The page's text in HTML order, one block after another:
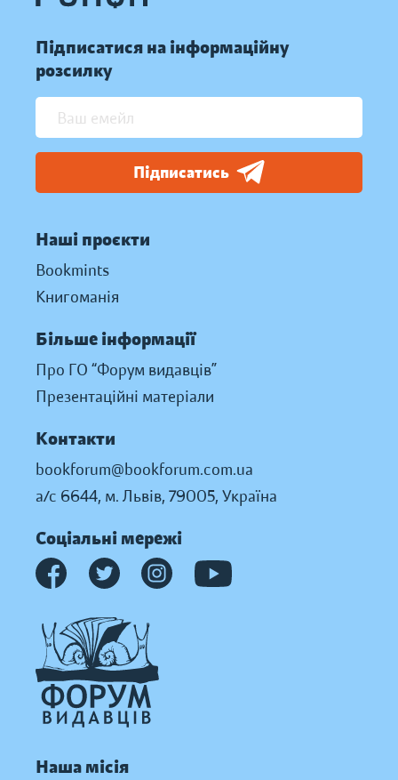
Підписатися на інформаційну
розсилку
Підписатись
Наші проєкти
Bookmints
Книгоманія
Більше інформації
Про ГО “Форум видавців”
Презентаційні матеріали
Контакти
bookforum@bookforum.com.ua
а/с 6644, м. Львів, 79005, Україна
Соціальні мережі
Наша місія